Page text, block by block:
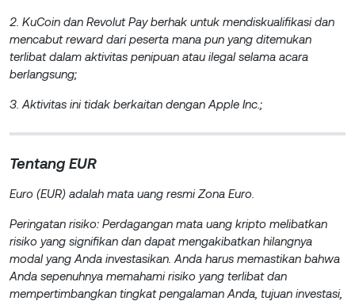
2. KuCoin dan Revolut Pay berhak untuk mendiskualifikasi dan
mencabut reward dari peserta mana pun yang ditemukan
terlibat dalam aktivitas penipuan atau ilegal selama acara
berlangsung;
3. Aktivitas ini tidak berkaitan dengan Apple Inc.;
Tentang EUR
Euro (EUR) adalah mata uang resmi Zona Euro.
Peringatan risiko: Perdagangan mata uang kripto melibatkan
risiko yang signifikan dan dapat mengakibatkan hilangnya
modal yang Anda investasikan. Anda harus memastikan bahwa
Anda sepenuhnya memahami risiko yang terlibat dan
mempertimbangkan tingkat pengalaman Anda, tujuan investasi,